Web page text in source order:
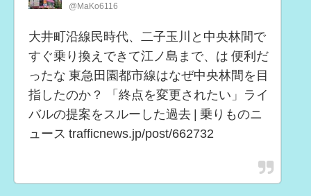
@MaKo6116
大井町沿線民時代、二子玉川と中央林間で
すぐ乗り換えできて江ノ島まで、は 便利だ
ったな 東急田園都市線はなぜ中央林間を目
指したのか？ 「終点を変更されたい」ライ
バルの提案をスルーした過去 | 乗りものニ
ュース trafficnews.jp/post/662732